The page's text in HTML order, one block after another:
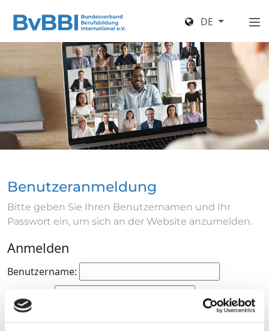
DE
Benutzeranmeldung
Bitte geben Sie Ihren Benutzernamen und Ihr
Passwort ein, um sich an der Website anzumelden.
Anmelden
Benutzername: